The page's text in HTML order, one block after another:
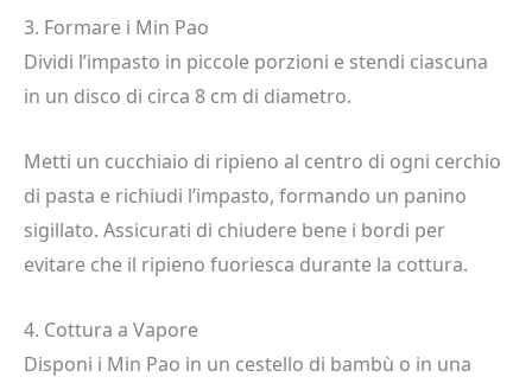
3. Formare i Min Pao
Dividi l’impasto in piccole porzioni e stendi ciascuna
in un disco di circa 8 cm di diametro.
Metti un cucchiaio di ripieno al centro di ogni cerchio
di pasta e richiudi l’impasto, formando un panino
sigillato. Assicurati di chiudere bene i bordi per
evitare che il ripieno fuoriesca durante la cottura.
4. Cottura a Vapore
Disponi i Min Pao in un cestello di bambù o in una